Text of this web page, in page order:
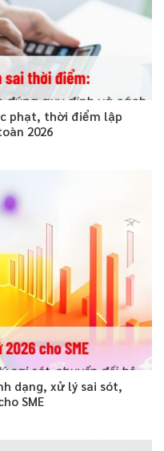
phạt, thời điểm lập
2026
dạng, xử lý sai sót,
SME